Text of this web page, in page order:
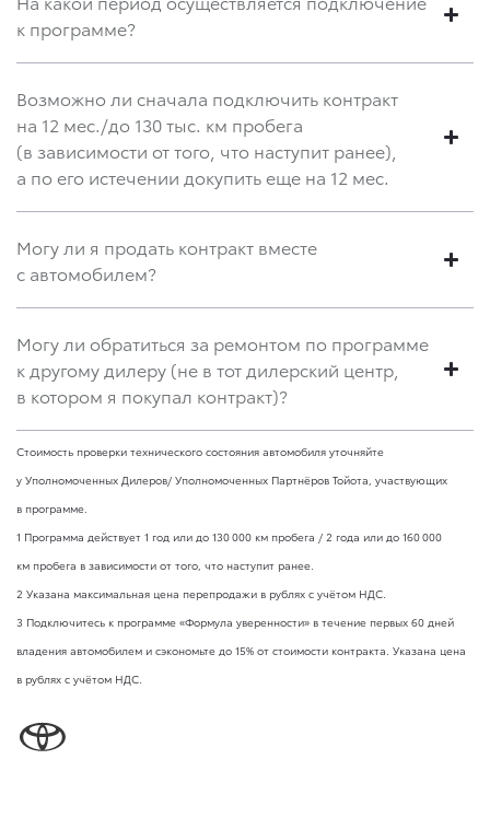
к программе?
Возможно ли сначала подключить контракт
на 12 мес./до 130 тыс. км пробега
(в зависимости от того, что наступит ранее),
а по его истечении докупить еще на 12 мес.
Могу ли я продать контракт вместе
с автомобилем?
Могу ли обратиться за ремонтом по программе
к другому дилеру (не в тот дилерский центр,
в котором я покупал контракт)?
Стоимость проверки технического состояния автомобиля уточняйте
у Уполномоченных Дилеров/ Уполномоченных Партнёров Тойота, участвующих
в программе.
1 Программа действует 1 год или до 130 000 км пробега / 2 года или до 160 000
км пробега в зависимости от того, что наступит ранее.
2 Указана максимальная цена перепродажи в рублях с учётом НДС.
3 Подключитесь к программе «Формула уверенности» в течение первых 60 дней
владения автомобилем и сэкономьте до 15% от стоимости контракта. Указана цена
в рублях с учётом НДС.